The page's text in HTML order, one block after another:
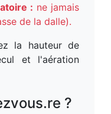
: ne jamais
de la dalle).
la hauteur de
et l'aération
?